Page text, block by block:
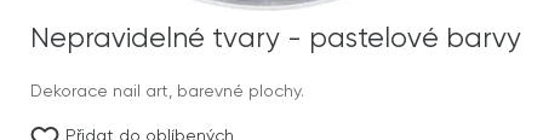
Nepravidelné tvary - pastelové barvy
Dekorace nail art, barevné plochy.
Přidat do oblíbených